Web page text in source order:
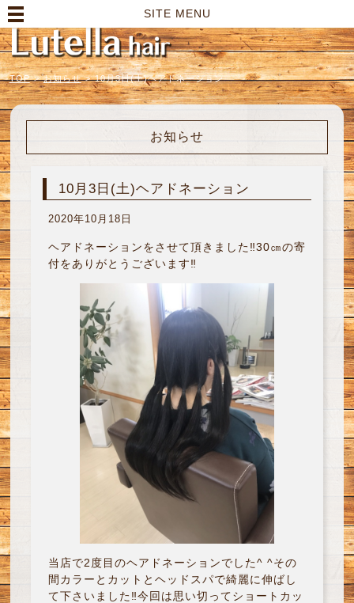
SITE MENU
TOP > お知らせ > 10月3日(土)ヘアドネーション
お知らせ
10月3日(土)ヘアドネーション
2020年10月18日
ヘアドネーションをさせて頂きました‼︎30㎝の寄
付をありがとうございます‼︎
当店で2度目のヘアドネーションでした^ ^その
間カラーとカットとヘッドスパで綺麗に伸ばし
て下さいました‼︎今回は思い切ってショートカッ